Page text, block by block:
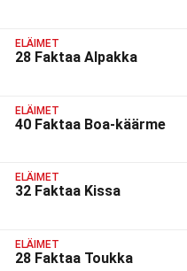
ELÄIMET
28 Faktaa Alpakka
ELÄIMET
40 Faktaa Boa-käärme
ELÄIMET
32 Faktaa Kissa
ELÄIMET
28 Faktaa Toukka